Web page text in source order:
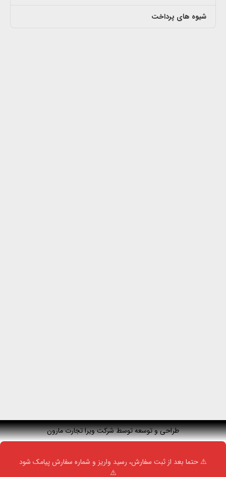
شیوه های پرداخت
طراحی و توسعه توسط شرکت ویرا تجارت مارون
⚠️ حتما بعد از ثبت سفارش، رسید واریز و شماره سفارش پیامک شود
⚠️